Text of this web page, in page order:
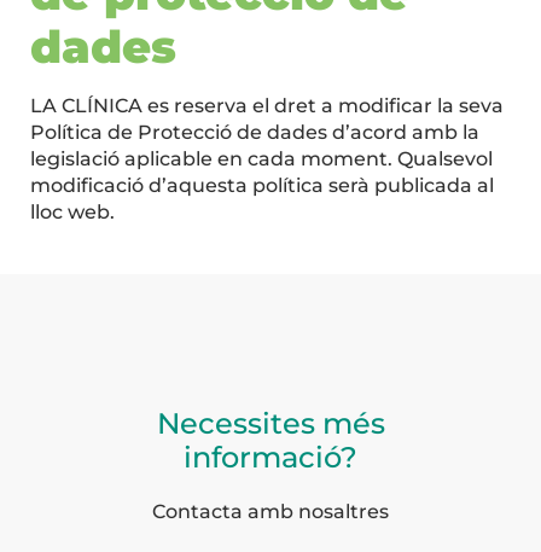
dades
LA CLÍNICA es reserva el dret a modificar la seva
Política de Protecció de dades d’acord amb la
legislació aplicable en cada moment. Qualsevol
modificació d’aquesta política serà publicada al
lloc web.
Necessites més
informació?
Contacta amb nosaltres